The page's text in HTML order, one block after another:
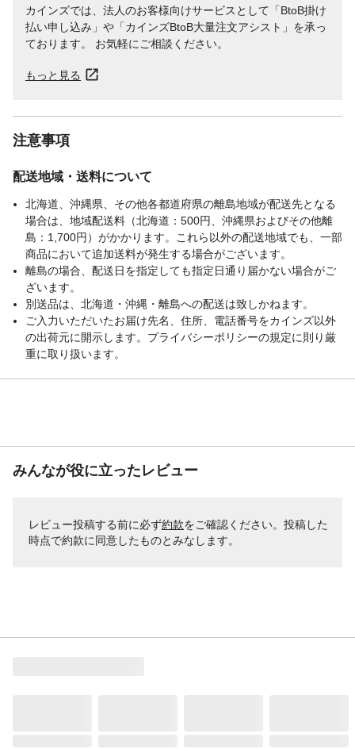
カインズでは、法人のお客様向けサービスとして「BtoB掛け
払い申し込み」や「カインズBtoB大量注文アシスト」を承っ
ております。 お気軽にご相談ください。
もっと見る
注意事項
配送地域・送料について
北海道、沖縄県、その他各都道府県の離島地域が配送先となる
場合は、地域配送料（北海道：500円、沖縄県およびその他離
島：1,700円）がかかります。これら以外の配送地域でも、一部
商品において追加送料が発生する場合がございます。
離島の場合、配送日を指定しても指定日通り届かない場合がご
ざいます。
別送品は、北海道・沖縄・離島への配送は致しかねます。
ご入力いただいたお届け先名、住所、電話番号をカインズ以外
の出荷元に開示します。プライバシーポリシーの規定に則り厳
重に取り扱います。
みんなが役に立ったレビュー
レビュー投稿する前に必ず約款をご確認ください。投稿した
時点で約款に同意したものとみなします。